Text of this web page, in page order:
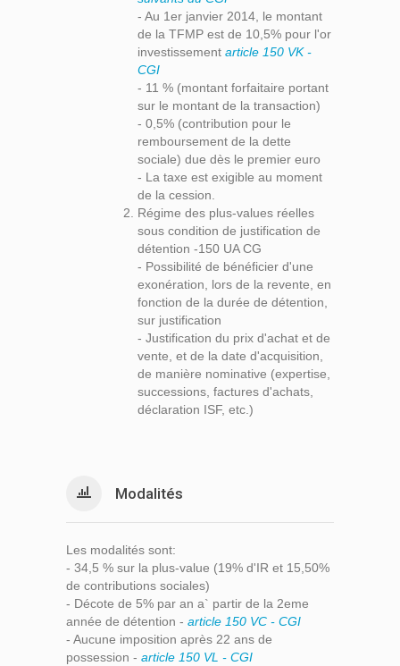
- Au 1er janvier 2014, le montant
de la TFMP est de 10,5% pour l'or
investissement article 150 VK -
CGI
- 11 % (montant forfaitaire portant
sur le montant de la transaction)
- 0,5% (contribution pour le
remboursement de la dette
sociale) due dès le premier euro
- La taxe est exigible au moment
de la cession.
Régime des plus-values réelles
sous condition de justification de
détention -150 UA CG
- Possibilité de bénéficier d'une
exonération, lors de la revente, en
fonction de la durée de détention,
sur justification
- Justification du prix d'achat et de
vente, et de la date d'acquisition,
de manière nominative (expertise,
successions, factures d'achats,
déclaration ISF, etc.)
Modalités
Les modalités sont:
- 34,5 % sur la plus-value (19% d'IR et 15,50%
de contributions sociales)
- Décote de 5% par an a` partir de la 2eme
année de détention - article 150 VC - CGI
- Aucune imposition après 22 ans de
possession - article 150 VL - CGI